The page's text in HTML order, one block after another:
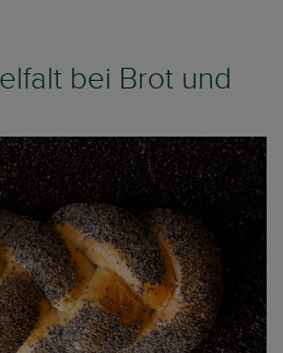
bei Brot und